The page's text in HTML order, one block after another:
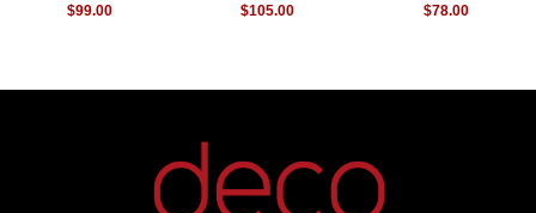
$99.00 $105.00 $78.00